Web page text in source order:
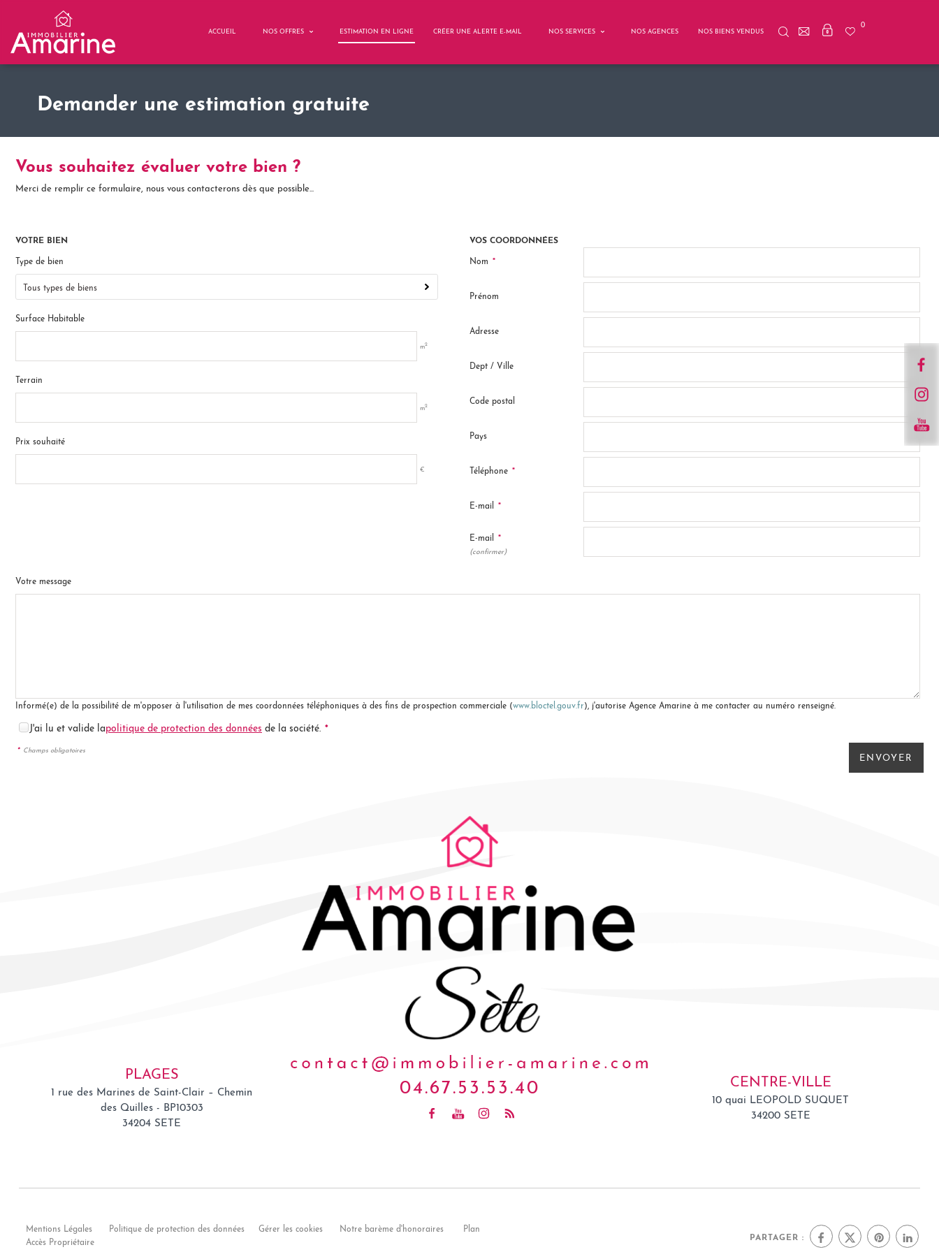
ACCUEIL NOS OFFRES ESTIMATION EN LIGNE CRÉER UNE ALERTE E-MAIL NOS SERVICES NOS AGENCES NOS BIENS VENDUS
0
Demander une estimation gratuite
Vous souhaitez évaluer votre bien ?
Merci de remplir ce formulaire, nous vous contacterons dès que possible...
VOTRE BIEN
Type de bien
Tous types de biens
Surface Habitable
m2
Terrain
m2
Prix souhaité
€
VOS COORDONNÉES
Nom *
Prénom
Adresse
Dept / Ville
Code postal
Pays
Téléphone *
E-mail *
E-mail *
(confirmer)
Votre message
Informé(e) de la possibilité de m'opposer à l'utilisation de mes coordonnées téléphoniques à des fins de prospection commerciale (www.bloctel.gouv.fr), j'autorise Agence Amarine à me contacter au numéro renseigné.
J'ai lu et valide lapolitique de protection des données de la société. *
* Champs obligatoires
PLAGES
1 rue des Marines de Saint-Clair – Chemin
des Quilles - BP10303
34204 SETE
04.67.53.53.40 CENTRE-VILLE
10 quai LEOPOLD SUQUET
34200 SETE
Mentions Légales Politique de protection des données Gérer les cookies Notre barème d'honoraires
Plan
Accès Propriétaire
PARTAGER :